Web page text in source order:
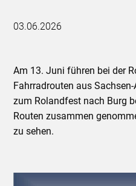
03.06.2026
Am 13. Juni führen bei der
Fahrradrouten aus
zum Rolandfest nach Burg
Routen zusammen
zu sehen.